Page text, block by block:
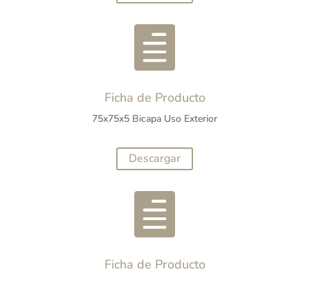

Ficha de Producto
75x75x5 Bicapa Uso Exterior
Descargar

Ficha de Producto